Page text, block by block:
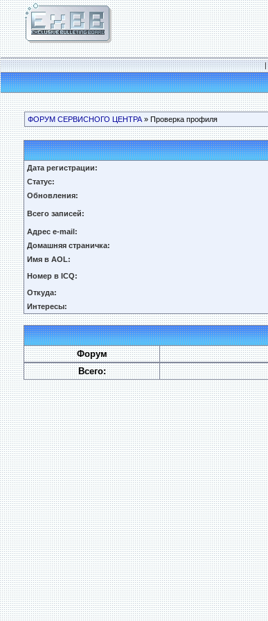
|
ФОРУМ СЕРВИСНОГО ЦЕНТРА » Проверка профиля
Дата регистрации:
Статус:
Обновления:
Всего записей:
Адрес e-mail:
Домашняя страничка:
Имя в AOL:
Номер в ICQ:
Откуда:
Интересы:
Форум
Всего: